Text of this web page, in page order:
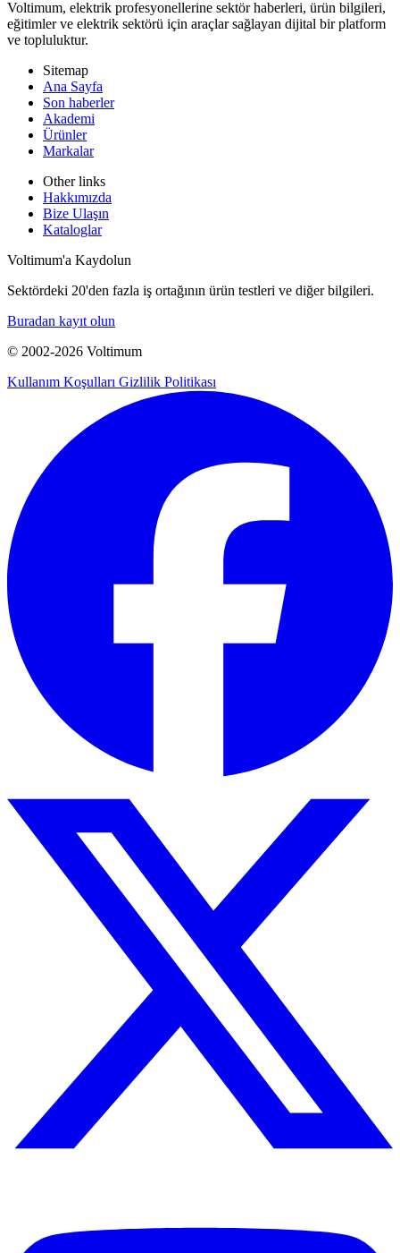
Voltimum, elektrik profesyonellerine sektör haberleri, ürün bilgileri,
eğitimler ve elektrik sektörü için araçlar sağlayan dijital bir platform
ve topluluktur.
Sitemap
Ana Sayfa
Son haberler
Akademi
Ürünler
Markalar
Other links
Hakkımızda
Bize Ulaşın
Kataloglar
Voltimum'a Kaydolun
Sektördeki 20'den fazla iş ortağının ürün testleri ve diğer bilgileri.
Buradan kayıt olun
© 2002-2026 Voltimum
Kullanım Koşulları Gizlilik Politikası